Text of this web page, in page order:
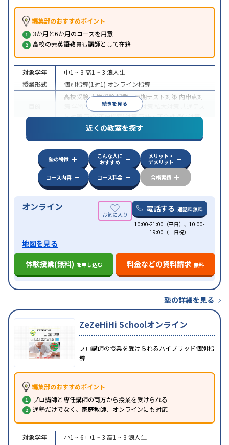
編集部のおすすめポイント
3か月と6か月のコースを用意
高校の元英語教員も講師として在籍
続きを見る
対象学年 中1 ~ 3 高1 ~ 3 浪人生
授業形式
個別指導(1対1) オンライン指導
高校受験大学受験授業・定期テスト対策 内申点対
学習習慣の定着国公立大対策
ト対策英検(英語検定)対策英語・英会話特化対策
特徴
中高一貫校生に対応授業の振替可能
学習にPC・タブレットを利用オンライン対応1
科目から受講可能
近くの教室を探す
塾の特徴
こんな人に
おすすめ
メリット・
デメリット
コース内容
コース料金 合格実績
オンライン 電話する 通話料無料
10:00-21:00（平日）、10:00-
19:00（土日祝）
地図を見る
体験授業(無料) を申し込む 料金などの資料請求 無料
塾の詳細を見る
ZeZeHiHi Schoolオンライン
プロ講師の授業を受けられるハイブリッド個別指
導
編集部のおすすめポイント
プロ講師と専任講師の両方から授業を受けられる
通塾だけでなく、家庭教師、オンラインにも対応
対象学年 小1 ~ 6 中1 ~ 3 高1 ~ 3 浪人生